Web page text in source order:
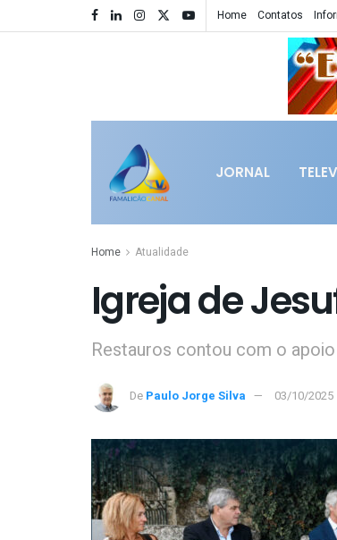
Home Contatos
JORNAL
Home Atualidade
Igreja de
Restauros contou com o
De Paulo Jorge Silva 03/10/2025